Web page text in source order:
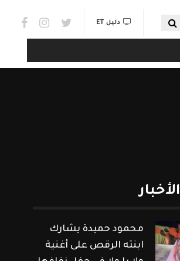
links & Watch
دليل ET
الأخبار
محمود حميدة يشارك
ابنته الرقص على أغنية